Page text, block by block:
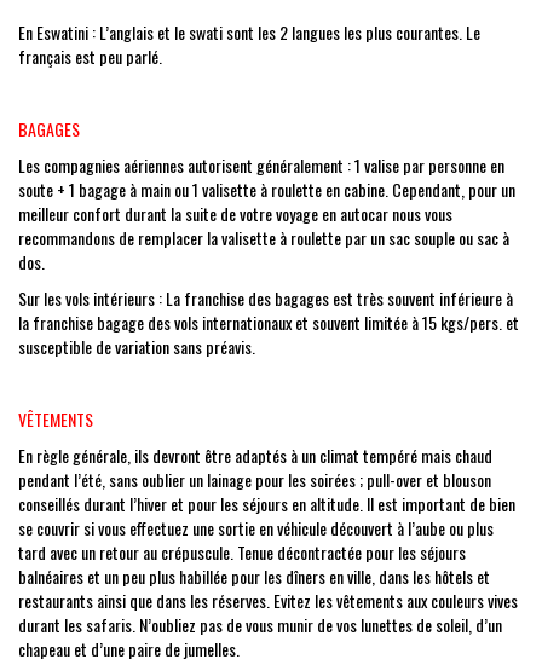
En Eswatini : L’anglais et le swati sont les 2 langues les plus courantes. Le
français est peu parlé.
BAGAGES
Les compagnies aériennes autorisent généralement : 1 valise par personne en
soute + 1 bagage à main ou 1 valisette à roulette en cabine. Cependant, pour un
meilleur confort durant la suite de votre voyage en autocar nous vous
recommandons de remplacer la valisette à roulette par un sac souple ou sac à
dos.
Sur les vols intérieurs : La franchise des bagages est très souvent inférieure à
la franchise bagage des vols internationaux et souvent limitée à 15 kgs/pers. et
susceptible de variation sans préavis.
VÊTEMENTS
En règle générale, ils devront être adaptés à un climat tempéré mais chaud
pendant l’été, sans oublier un lainage pour les soirées ; pull-over et blouson
conseillés durant l’hiver et pour les séjours en altitude. Il est important de bien
se couvrir si vous effectuez une sortie en véhicule découvert à l’aube ou plus
tard avec un retour au crépuscule. Tenue décontractée pour les séjours
balnéaires et un peu plus habillée pour les dîners en ville, dans les hôtels et
restaurants ainsi que dans les réserves. Evitez les vêtements aux couleurs vives
durant les safaris. N’oubliez pas de vous munir de vos lunettes de soleil, d’un
chapeau et d’une paire de jumelles.